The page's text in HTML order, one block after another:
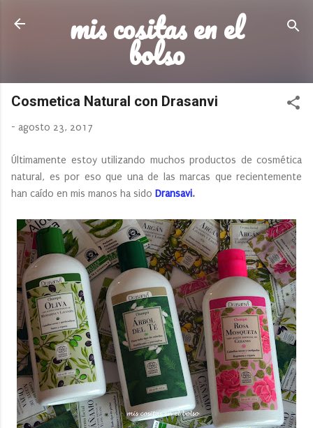
Ir al contenido principal
mis cositas en el
bolso
Cosmetica Natural con Drasanvi
- agosto 23, 2017
Últimamente estoy utilizando muchos productos de cosmética
natural, es por eso que una de las marcas que recientemente
han caído en mis manos ha sido Dransavi.